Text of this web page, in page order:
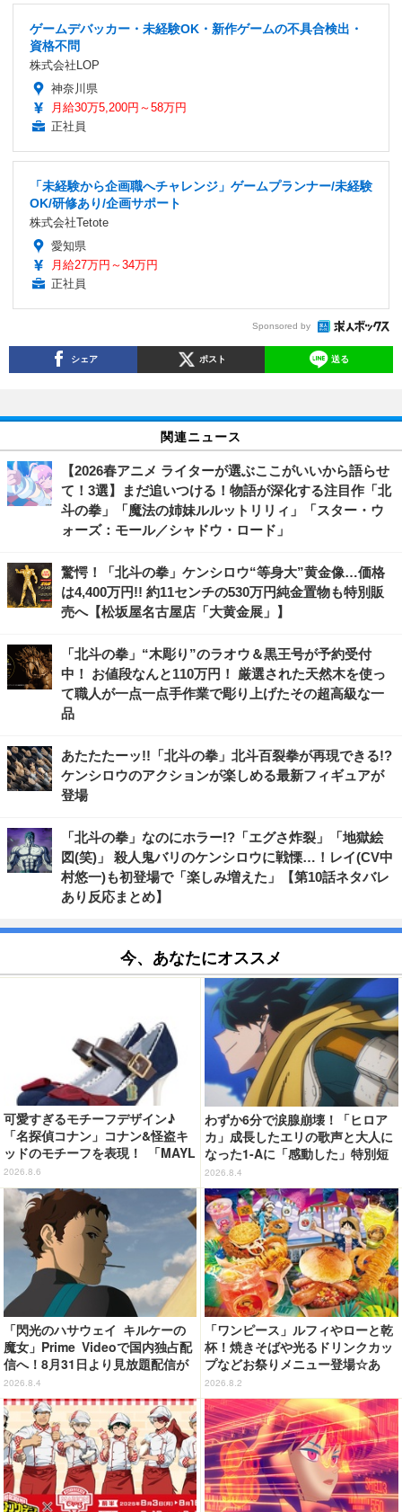
ゲームデバッカー・未経験OK・新作ゲームの不具合検出・
資格不問
株式会社LOP
神奈川県
月給30万5,200円～58万円
正社員
「未経験から企画職へチャレンジ」ゲームプランナー/未経験
OK/研修あり/企画サポート
株式会社Tetote
愛知県
月給27万円～34万円
正社員
Sponsored by
シェア ポスト 送る
関連ニュース
【2026春アニメ ライターが選ぶここがいいから語らせ
て！3選】まだ追いつける！物語が深化する注目作「北
斗の拳」「魔法の姉妹ルルットリリィ」「スター・ウ
ォーズ：モール／シャドウ・ロード」
驚愕！「北斗の拳」ケンシロウ“等身大”黄金像…価格
は4,400万円!! 約11センチの530万円純金置物も特別販
売へ【松坂屋名古屋店「大黄金展」】
「北斗の拳」“木彫り”のラオウ＆黒王号が予約受付
中！ お値段なんと110万円！ 厳選された天然木を使っ
て職人が一点一点手作業で彫り上げたその超高級な一
品
あたたたーッ!!「北斗の拳」北斗百裂拳が再現できる!?
ケンシロウのアクションが楽しめる最新フィギュアが
登場
「北斗の拳」なのにホラー!?「エグさ炸裂」「地獄絵
図(笑)」 殺人鬼バリのケンシロウに戦慄…！レイ(CV中
村悠一)も初登場で「楽しみ増えた」【第10話ネタバレ
あり反応まとめ】
今、あなたにオススメ
可愛すぎるモチーフデザイン♪
「名探偵コナン」コナン&怪盗キ
ッドのモチーフを表現！ 「MAYL
A」パンプスがセール実施中【3
0％オフセール】
2026.8.6
わずか6分で涙腺崩壊！「ヒロア
カ」成長したエリの歌声と大人に
なった1-Aに「感動した」特別短
編「I am a hero too」【ネタバ
レあり反応まとめ】
2026.8.4
「閃光のハサウェイ キルケーの
魔女」Prime Videoで国内独占配
信へ！8月31日より見放題配信が
スタート
2026.8.4
「ワンピース」ルフィやローと乾
杯！焼きそばや光るドリンクカッ
プなどお祭りメニュー登場☆あ
の“麦わら帽子”もグッズ化!? 【U
SJ「ワンピース・プレミア・サマ
ー」が開幕】
2026.8.2